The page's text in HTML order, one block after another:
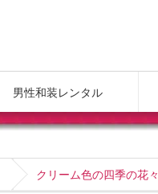
男性和装レンタル
クリーム色の四季の花